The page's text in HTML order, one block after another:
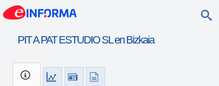
PIT A PAT ESTUDIO SL en Bizkaia